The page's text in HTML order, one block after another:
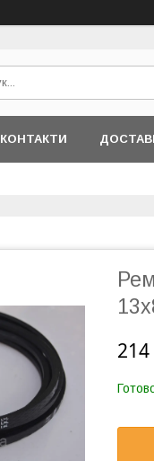
КОНТАКТИ
214